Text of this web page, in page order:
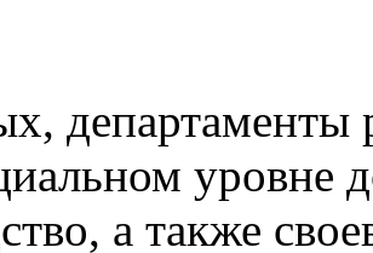
департаменты
уровне
а также